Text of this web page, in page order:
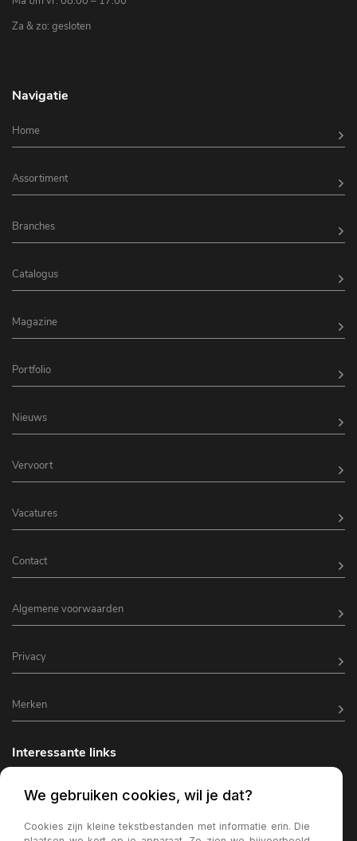
Za & zo: gesloten
Navigatie
Home
Assortiment
Branches
Catalogus
Magazine
Portfolio
Nieuws
Vervoort
Vacatures
Contact
Algemene voorwaarden
Privacy
Merken
Interessante links
Horeca inrichting
Horeca terrasverlichting
We gebruiken cookies, wil je dat?
Cookies zijn kleine tekstbestanden met informatie erin. Die